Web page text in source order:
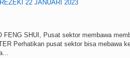
22 JANUARI 2023
FENG SHUI, Pusat sektor membawa
Perhatikan pusat sektor bisa mebawa